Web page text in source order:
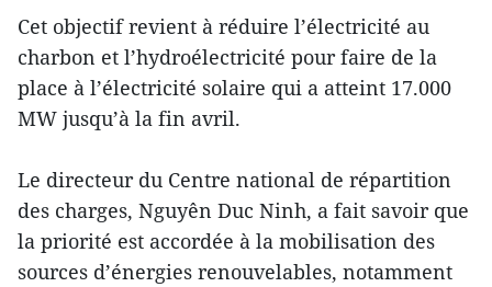
Cet objectif revient à réduire l’électricité au
charbon et l’hydroélectricité pour faire de la
place à l’électricité solaire qui a atteint 17.000
MW jusqu’à la fin avril.
Le directeur du Centre national de répartition
des charges, Nguyên Duc Ninh, a fait savoir que
la priorité est accordée à la mobilisation des
sources d’énergies renouvelables, notamment